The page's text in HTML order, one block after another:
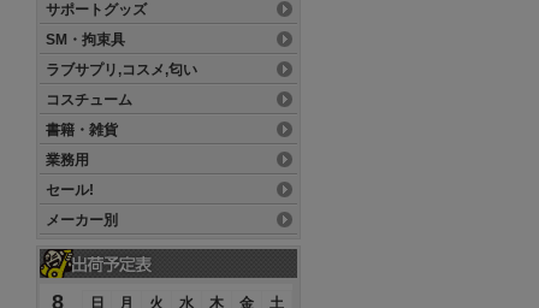
サポートグッズ
SM・拘束具
ラブサプリ,コスメ,匂い
コスチューム
書籍・雑貨
業務用
セール!
メーカー別
8 日 月 火 水 木 金 土